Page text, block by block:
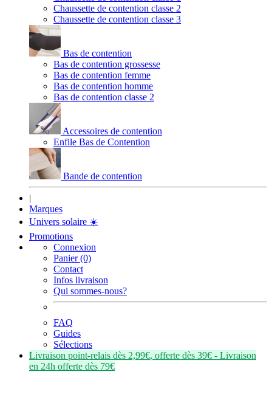
Chaussette de contention classe 2
Chaussette de contention classe 3
Bas de contention
Bas de contention grossesse
Bas de contention femme
Bas de contention homme
Bas de contention classe 2
Accessoires de contention
Enfile Bas de Contention
Bande de contention
|
Marques
Univers solaire ☀️
Promotions
Connexion
Panier (0)
Contact
Infos livraison
Qui sommes-nous?
FAQ
Guides
Sélections
Livraison point-relais dès 2,99€, offerte dès 39€ - Livraison
en 24h offerte dès 79€